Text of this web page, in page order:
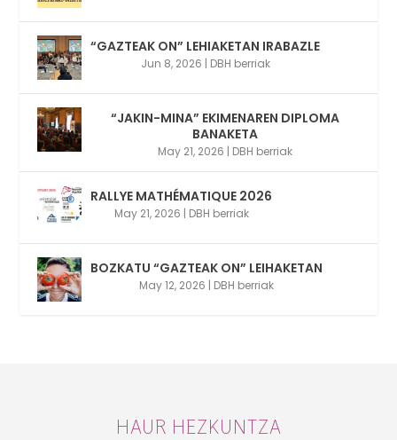
“GAZTEAK ON” LEHIAKETAN IRABAZLE
Jun 8, 2026 | DBH berriak
“JAKIN-MINA” EKIMENAREN DIPLOMA
BANAKETA
May 21, 2026 | DBH berriak
RALLYE MATHÉMATIQUE 2026
May 21, 2026 | DBH berriak
BOZKATU “GAZTEAK ON” LEIHAKETAN
May 12, 2026 | DBH berriak
HAUR HEZKUNTZA